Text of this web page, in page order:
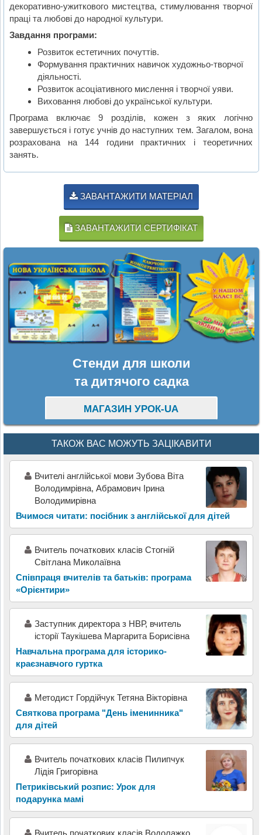
декоративно-ужиткового мистецтва, стимулювання творчої
праці та любові до народної культури.
Завдання програми:
Розвиток естетичних почуттів.
Формування практичних навичок художньо-творчої
діяльності.
Розвиток асоціативного мислення і творчої уяви.
Виховання любові до української культури.
Програма включає 9 розділів, кожен з яких логічно
завершується і готує учнів до наступних тем. Загалом, вона
розрахована на 144 години практичних і теоретичних
занять.
ЗАВАНТАЖИТИ МАТЕРІАЛ
ЗАВАНТАЖИТИ СЕРТИФІКАТ
Стенди для школи
та дитячого садка
МАГАЗИН УРОК-UA
ТАКОЖ ВАС МОЖУТЬ ЗАЦІКАВИТИ
Вчителі англійської мови Зубова Віта
Володимрівна, Абрамович Ірина
Володимирівна
Вчимося читати: посібник з англійської для дітей
Вчитель початкових класів Стогній
Світлана Миколаївна
Співпраця вчителів та батьків: програма
«Орієнтири»
Заступник директора з НВР, вчитель
історії Таукішева Маргарита Борисівна
Навчальна програма для історико-
краєзнавчого гуртка
Методист Гордійчук Тетяна Вікторівна
Святкова програма "День іменинника"
для дітей
Вчитель початкових класів Пилипчук
Лідія Григорівна
Петриківський розпис: Урок для
подарунка мамі
Вчитель початкових класів Водолажко